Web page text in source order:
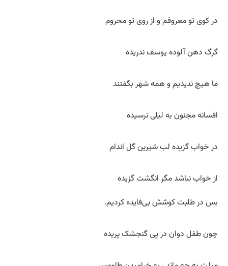
در کوی تو معروفم و از روی تو محروم
گرگ دهن آلوده یوسف ندریده
ما هیچ ندیدیم و همه شهر بگفتند
افسانه مجنون به لیلی نرسیده
در خواب گزیده لب شیرین گل اندام
از خواب نباشد مگر انگشت گزیده
بس در طلبت کوشش بی‌فایده کردیم.
چون طفل دوان در پی گنجشک پریده